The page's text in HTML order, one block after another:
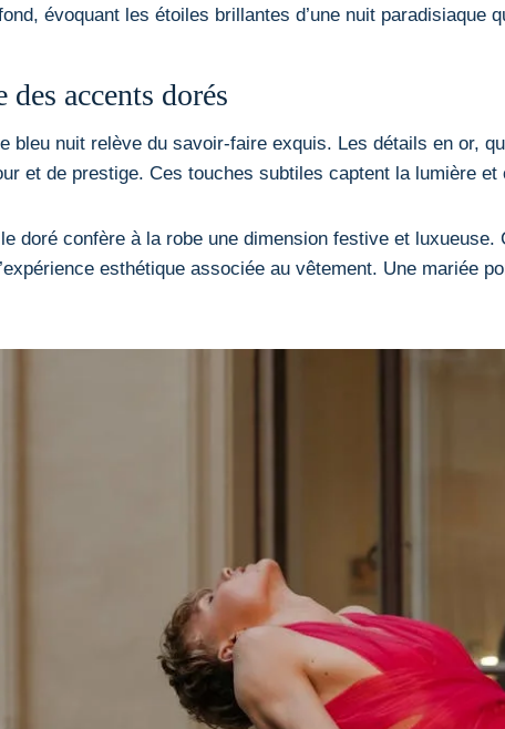
évoquant les étoiles brillantes d’une nuit paradisiaque
des accents dorés
bleu nuit relève du savoir-faire exquis. Les détails en or,
et de prestige. Ces touches subtiles captent la lumière
doré confère à la robe une dimension festive et
esthétique associée au vêtement. Une mariée